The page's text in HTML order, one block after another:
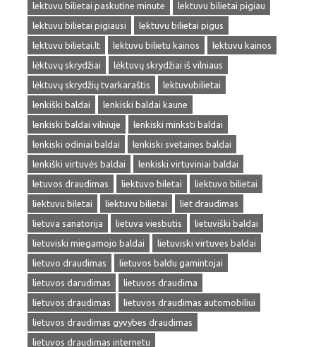
lektuvu bilietai paskutine minute
lektuvu bilietai pigiau
lektuvu bilietai pigiausi
lektuvu bilietai pigus
lektuvu bilietai.lt
lektuvu bilietu kainos
lektuvu kainos
lėktuvų skrydžiai
lėktuvų skrydžiai iš vilniaus
lėktuvų skrydžių tvarkaraštis
lektuvubilietai
lenkiški baldai
lenkiski baldai kaune
lenkiski baldai vilniuje
lenkiski minksti baldai
lenkiski odiniai baldai
lenkiski svetaines baldai
lenkiški virtuvės baldai
lenkiski virtuviniai baldai
letuvos draudimas
liektuvo biletai
liektuvo bilietai
liektuvu biletai
liektuvu bilietai
liet draudimas
lietuva sanatorija
lietuva viesbutis
lietuviški baldai
lietuviski miegamojo baldai
lietuviski virtuves baldai
lietuvo draudimas
lietuvos baldu gamintojai
lietuvos darudimas
lietuvos draudima
lietuvos draudimas
lietuvos draudimas automobiliui
lietuvos draudimas gyvybes draudimas
lietuvos draudimas internetu